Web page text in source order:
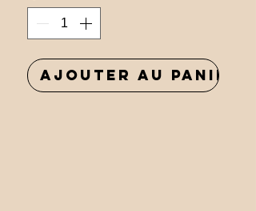
Ajouter au panier